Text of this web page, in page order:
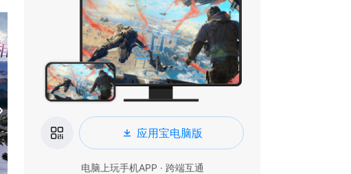
应用宝电脑版
电脑上玩手机APP · 跨端互通